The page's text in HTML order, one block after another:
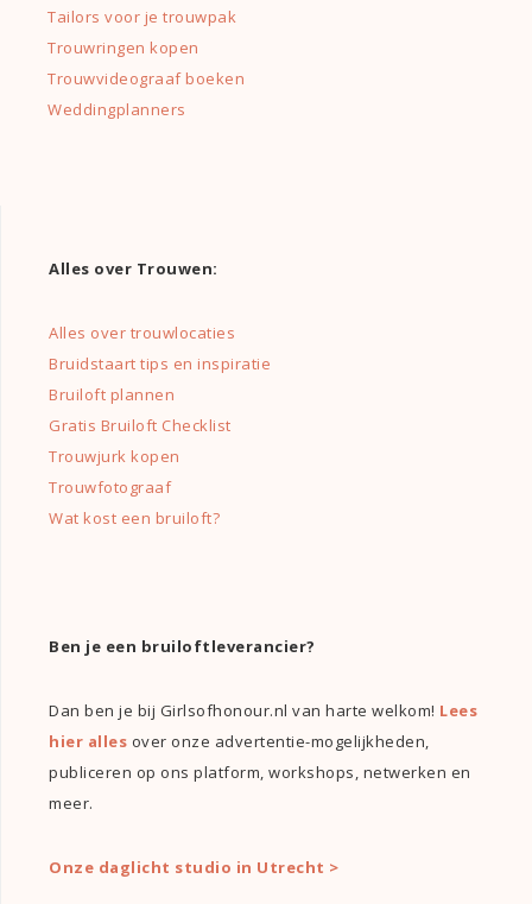
Tailors voor je trouwpak
Trouwringen kopen
Trouwvideograaf boeken
Weddingplanners
Alles over Trouwen:
Alles over trouwlocaties
Bruidstaart tips en inspiratie
Bruiloft plannen
Gratis Bruiloft Checklist
Trouwjurk kopen
Trouwfotograaf
Wat kost een bruiloft?
Ben je een bruiloftleverancier?
Dan ben je bij Girlsofhonour.nl van harte welkom! Lees
hier alles over onze advertentie-mogelijkheden,
publiceren op ons platform, workshops, netwerken en
meer.
Onze daglicht studio in Utrecht >